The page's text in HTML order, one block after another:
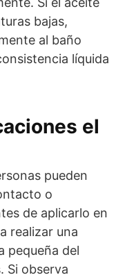
bajas,
al baño
líquida
el
pueden
o
de aplicarlo en
realizar una
pequeña del
Si observa